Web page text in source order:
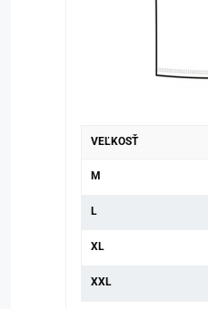
VEĽKOSŤ
M
L
XL
XXL